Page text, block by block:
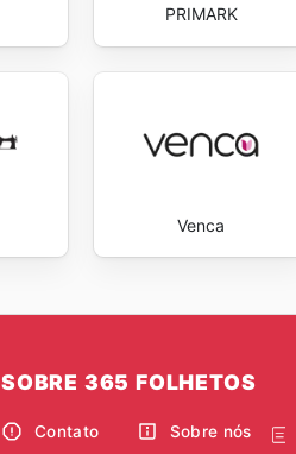
PRIMARK
Venca
SOBRE 365 FOLHETOS
Contato Sobre nós